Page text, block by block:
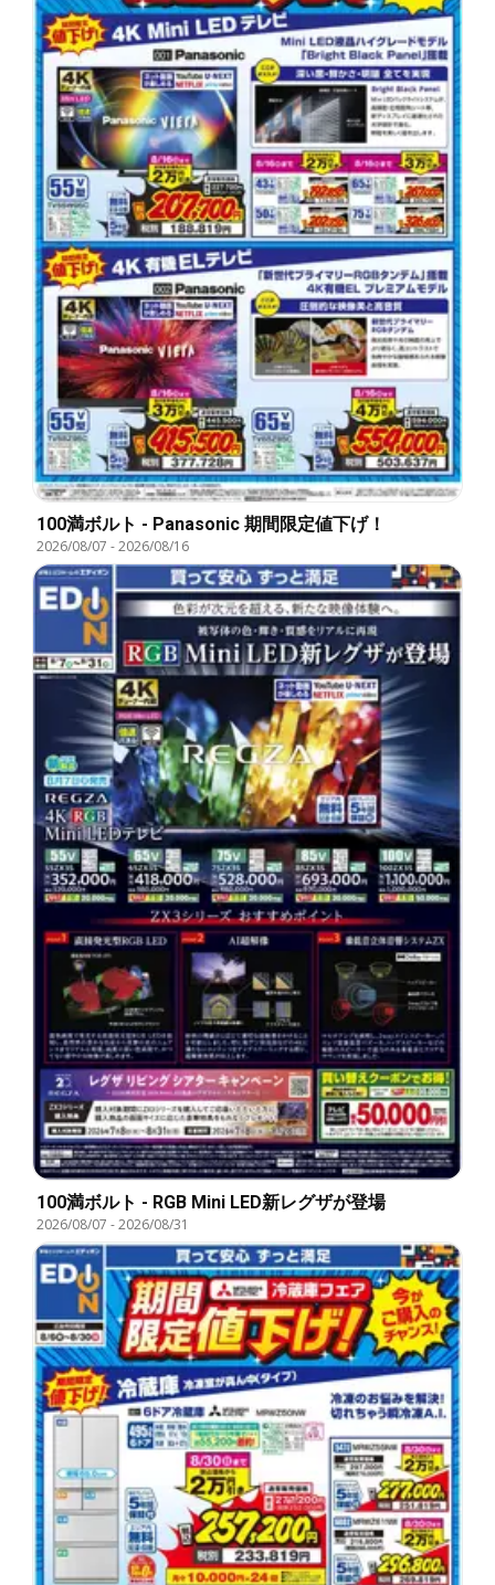
100満ボルト - Panasonic 期間限定値下げ！
2026/08/07 -2026/08/16
100満ボルト - RGB Mini LED新レグザが登場
2026/08/07 -2026/08/31